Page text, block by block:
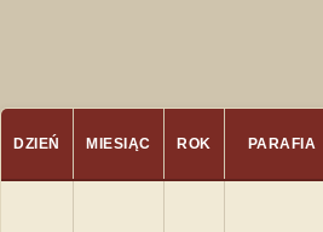
DZIEŃ MIESIĄC ROK PARAFIA